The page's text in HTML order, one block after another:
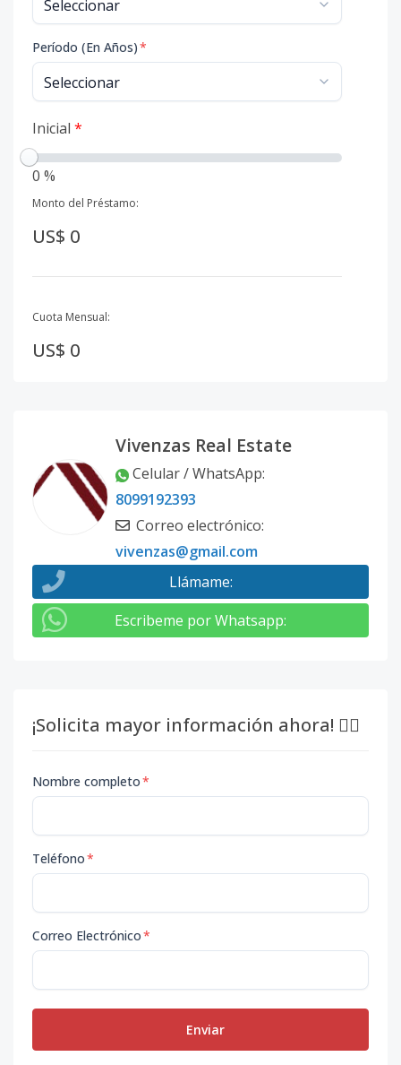
Período (En Años)*
Inicial *
0 %
Monto del Préstamo:
US$ 0
Cuota Mensual:
US$ 0
Vivenzas Real Estate
Celular / WhatsApp:
8099192393
Correo electrónico:
vivenzas@gmail.com
Llámame:
Escribeme por Whatsapp:
¡Solicita mayor información ahora! 👇🏽
Nombre completo*
Teléfono*
Correo Electrónico*
Enviar